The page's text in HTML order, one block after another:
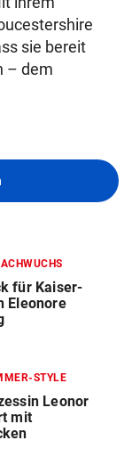
sie bereit
– dem
für Kaiser-
Eleonore
STYLE
Leonor
mit